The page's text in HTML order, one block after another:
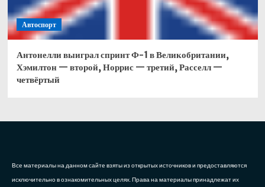
Автоспорт
Антонелли выиграл спринт Ф-1 в Великобритании,
Хэмилтон — второй, Норрис — третий, Расселл —
четвёртый
Все материалы на данном сайте взяты из открытых источников и предоставляются
исключительно в ознакомительных целях. Права на материалы принадлежат их